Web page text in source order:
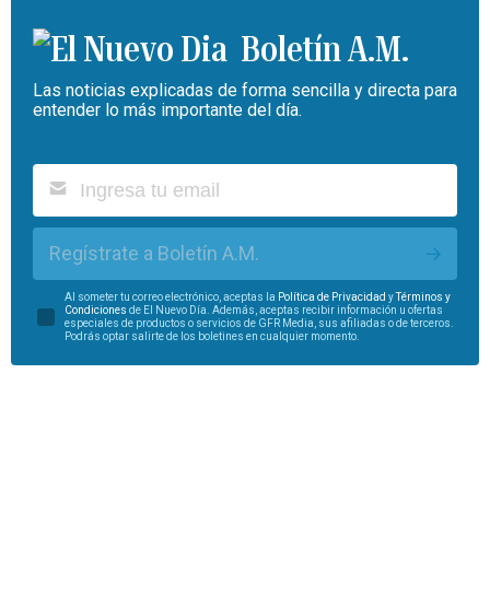
Boletín A.M.
Las noticias explicadas de forma sencilla y directa para
entender lo más importante del día.
Regístrate a Boletín A.M.
Al someter tu correo electrónico, aceptas la Política de Privacidad yTérminos y
Condiciones de El Nuevo Día. Además, aceptas recibir información u ofertas
especiales de productos o servicios de GFR Media, sus afiliadas o de terceros.
Podrás optar salirte de los boletines en cualquier momento.